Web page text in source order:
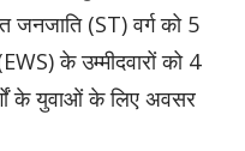
जनजाति (ST) वर्ग को 5
के उम्मीदवारों को 4
के युवाओं के लिए अवसर